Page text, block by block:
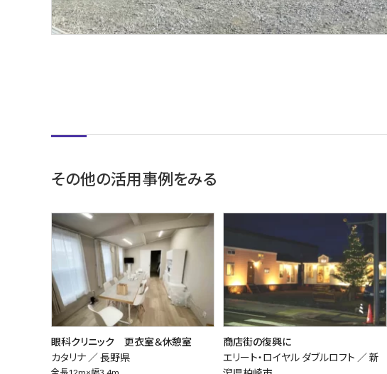
その他の活用事例をみる
眼科クリニック 更衣室＆休憩室
カタリナ ／長野県
商店街の復興に
エリート・ロイヤル ダブルロフト ／新